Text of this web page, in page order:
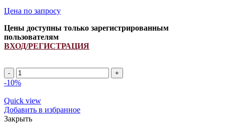
Цена по запросу
Цены доступны только зарегистрированным
пользователям
ВХОД/РЕГИСТРАЦИЯ
Ремень
667251.1/
644898.0/
554031.0
INDFORCE
quantity
-10%
Quick view
Добавить в избранное
Закрыть